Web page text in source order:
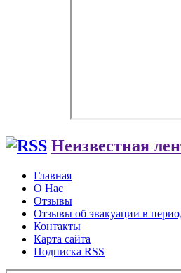
Неизвестная
Главная
О Нас
Отзывы
Отзывы об эвакуации в
Контакты
Карта сайта
Подписка RSS